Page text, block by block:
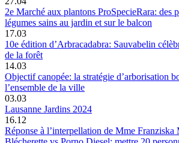
2e Marché aux plantons ProSpecieRara: des
légumes sains au jardin et sur le balcon
17.03
10e édition d’Arbracadabra: Sauvabelin
de la forêt
14.03
Objectif canopée: la stratégie d’arborisation
l’ensemble de la ville
03.03
Lausanne Jardins 2024
16.12
Réponse à l’interpellation de Mme Franziska